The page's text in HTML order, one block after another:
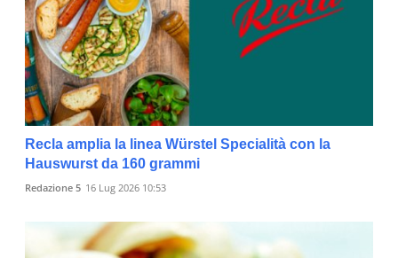
Recla amplia la linea Würstel Specialità con la
Hauswurst da 160 grammi
Redazione 5 16 Lug 2026 10:53